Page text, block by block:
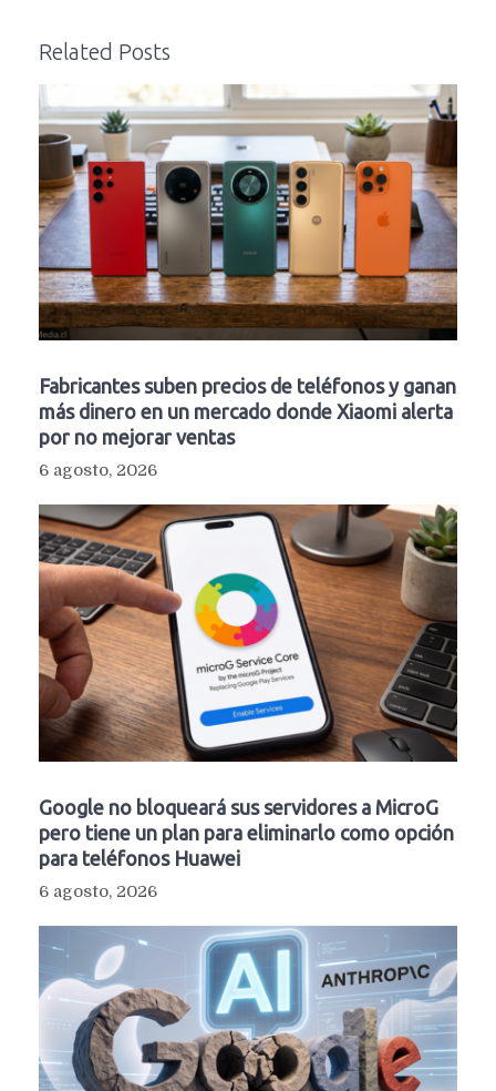
Related Posts
Fabricantes suben precios de teléfonos y ganan
más dinero en un mercado donde Xiaomi alerta
por no mejorar ventas
6 agosto, 2026
Google no bloqueará sus servidores a MicroG
pero tiene un plan para eliminarlo como opción
para teléfonos Huawei
6 agosto, 2026